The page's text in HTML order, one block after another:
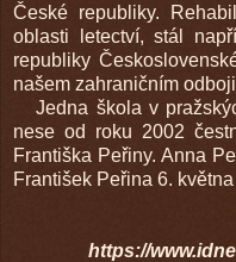
České republiky.
oblasti letectví, stál
republiky
našem zahraničním
Jedna škola v
nese od roku 2002
Františka Peřiny. Anna
František Peřina 6.
https://